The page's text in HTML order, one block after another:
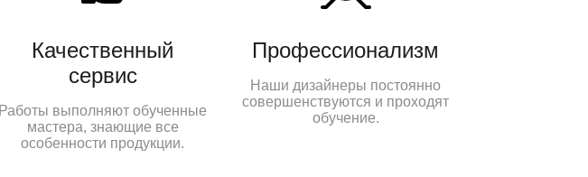
Качественный
сервис
Работы выполняют обученные
мастера, знающие все
особенности продукции.
Профессионализм
Наши дизайнеры постоянно
совершенствуются и проходят
обучение.